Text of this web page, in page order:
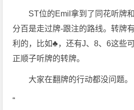
ST位的Emil拿到了同花听牌
分百是走过牌-跟注的路线。转牌
利的，比如♣，还有J、8、6这些
正顺子听牌的转牌。
大家在翻牌的行动都没问题。
“